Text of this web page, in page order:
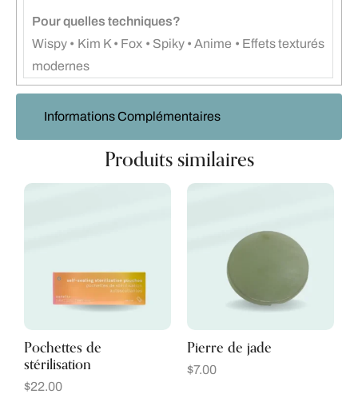
Informations Complémentaires
Pour quelles techniques?
Wispy • Kim K • Fox • Spiky • Anime • Effets texturés
modernes
Produits similaires
Pochettes de
stérilisation
$22.00
Pierre de jade
$7.00